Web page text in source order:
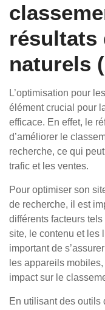
résultats
naturels
L’optimisation pour
élément crucial pour
efficace. En effet, le
d’améliorer le
recherche, ce qui
trafic et les ventes.
Pour optimiser son
de recherche, il est
différents facteurs
site, le contenu et les
important de
les appareils
impact sur le
En utilisant des outils